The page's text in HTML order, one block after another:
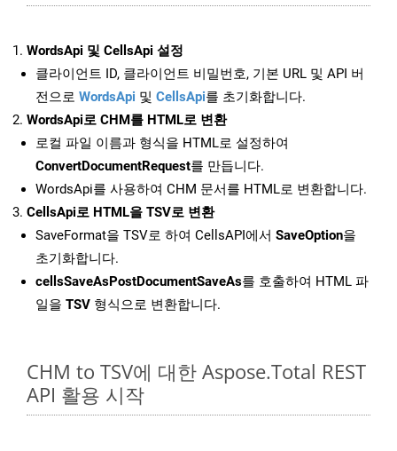
WordsApi 및 CellsApi 설정
클라이언트 ID, 클라이언트 비밀번호, 기본 URL 및 API 버
전으로 WordsApi 및 CellsApi를 초기화합니다.
WordsApi로 CHM를 HTML로 변환
로컬 파일 이름과 형식을 HTML로 설정하여
ConvertDocumentRequest를 만듭니다.
WordsApi를 사용하여 CHM 문서를 HTML로 변환합니다.
CellsApi로 HTML을 TSV로 변환
SaveFormat을 TSV로 하여 CellsAPI에서 SaveOption을
초기화합니다.
cellsSaveAsPostDocumentSaveAs를 호출하여 HTML 파
일을 TSV 형식으로 변환합니다.
CHM to TSV에 대한 Aspose.Total REST
API 활용 시작